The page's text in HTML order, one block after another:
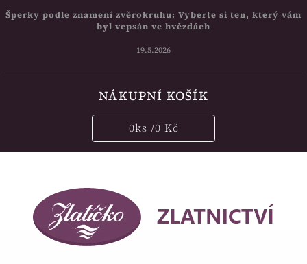
Šperky podle znamení zvěrokruhu: Vyberte si ten, který vám
byl vepsán ve hvězdách
19.5.2026
NÁKUPNÍ KOŠÍK
0ks /0 Kč